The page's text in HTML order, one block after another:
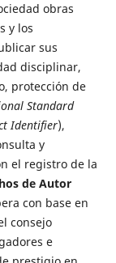
obras
y los
sus
disciplinar,
protección de
Standard
Identifier),
y
el registro de la
de Autor
con base en
consejo
e